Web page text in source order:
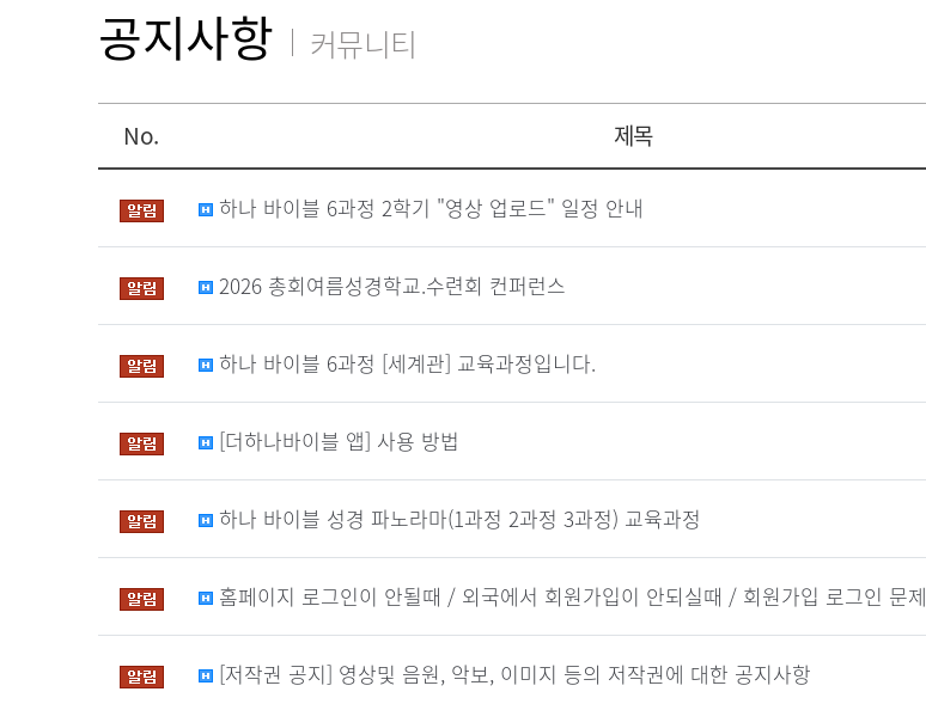
공지사항 커뮤니티
No. 제목
하나 바이블 6과정 2학기 "영상 업로드" 일정 안내
2026 총회여름성경학교.수련회 컨퍼런스
하나 바이블 6과정 [세계관] 교육과정입니다.
[더하나바이블 앱] 사용 방법
하나 바이블 성경 파노라마(1과정 2과정 3과정) 교육과정
홈페이지 로그인이 안될때 / 외국에서 회원가입이 안되실때 / 회원가입 로그인 문제
[저작권 공지] 영상및 음원, 악보, 이미지 등의 저작권에 대한 공지사항